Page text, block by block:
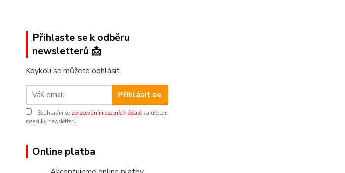
Přihlaste se k odběru
newsletterů 📩
Kdykoli se můžete odhlásit
Přihlásit se
Souhlasím se zpracováním osobních údajů za účelem
rozesílky newsletteru.
Online platba